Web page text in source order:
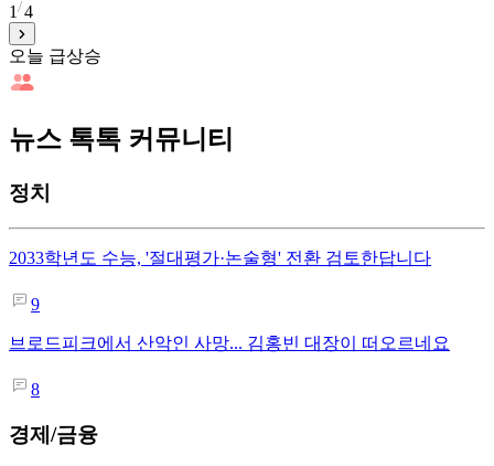
1 4
오늘 급상승
뉴스 톡톡 커뮤니티
정치
2033학년도 수능, '절대평가·논술형' 전환 검토한답니다
9
브로드피크에서 산악인 사망... 김홍빈 대장이 떠오르네요
8
경제/금융